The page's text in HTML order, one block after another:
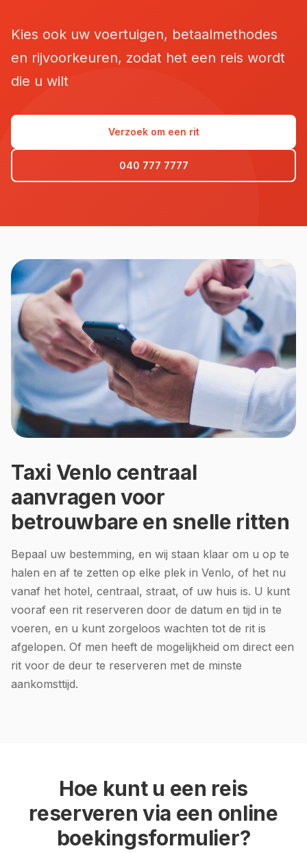
Kies ook uw voertuigen, betaalmethodes
en rijvoorkeuren, zodat het een reis wordt
die u wilt
Verzoek om een rit
040 777 7777
Taxi Venlo centraal
aanvragen voor
betrouwbare en snelle ritten
Bepaal uw bestemming, en wij staan klaar om u op te
halen en af te zetten op elke plek in Venlo, of het nu
vanaf het hotel, centraal, straat, of uw huis is. U kunt
vooraf een rit reserveren door de datum en tijd in te
voeren, en u kunt zorgeloos wachten tot de rit is
afgelopen. Of men heeft de mogelijkheid om direct een
rit voor de deur te reserveren met de minste
aankomsttijd.
Hoe kunt u een reis
reserveren via een online
boekingsformulier?